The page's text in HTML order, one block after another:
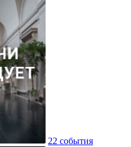
22 события